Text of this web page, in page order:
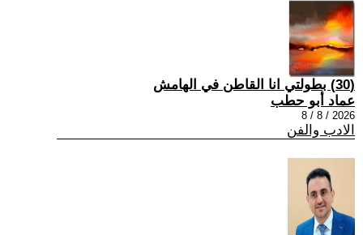
(30) بطولتي انا القاطن في الهامش
عماد أبو حطب
2026 / 8 / 8
الادب والفن